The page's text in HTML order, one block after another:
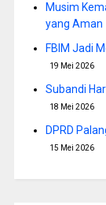
Musim
yang Aman
FBIM Jadi
19 Mei 2026
Subandi
18 Mei 2026
DPRD
15 Mei 2026